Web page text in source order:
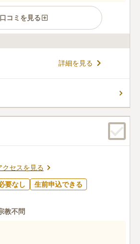
コミを見る
園内は平坦地となっており、高齢の
が楽にできます。また、霊園の周り
心を安らかにしてくれます。管理
備）、葬儀場や会食室など設備が
として十分です。お盆やお彼岸など
川駅間の送迎バスもあるため、遠方
ありませんが、霊園にお花や、お線香
で霊園に行くこともできます。ま
に完備しており、便利だと思いま
口コミの続きを読む
詳細を見る
クセスを見る
要なし
生前申込できる
教不問